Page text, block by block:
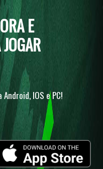
E
IOS e PC!